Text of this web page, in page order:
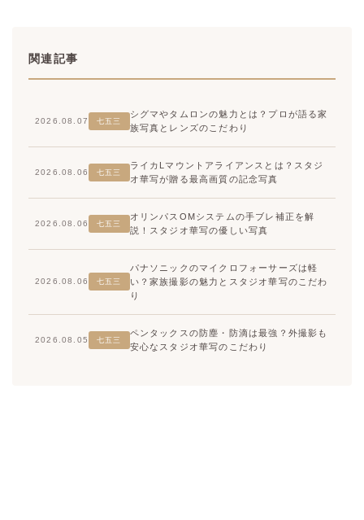
関連記事
2026.08.07 七五三
シグマやタムロンの魅力とは？プロが語る家
族写真とレンズのこだわり
2026.08.06 七五三
ライカLマウントアライアンスとは？スタジ
オ華写が贈る最高画質の記念写真
2026.08.06 七五三
オリンパスOMシステムの手ブレ補正を解
説！スタジオ華写の優しい写真
2026.08.06 七五三
パナソニックのマイクロフォーサーズは軽
い？家族撮影の魅力とスタジオ華写のこだわ
り
2026.08.05 七五三
ペンタックスの防塵・防滴は最強？外撮影も
安心なスタジオ華写のこだわり